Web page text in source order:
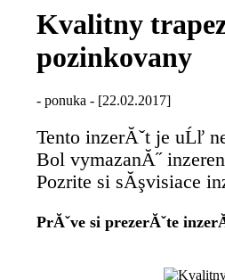
Kvalitny
pozinkovany
- ponuka - [22.02.2017]
Tento inzerĂˇt je uĹľ
Bol vymazanĂ˝
Pozrite si sĂşvisiace
PrĂˇve si prezerĂˇte